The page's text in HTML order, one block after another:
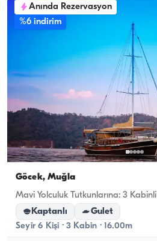
Anında Rezervasyon
%6 indirim
Göcek, Muğla
Mavi Yolculuk Tutkunlarına: 3
Kaptanlı
Gulet
Seyir 6 Kişi · 3 Kabin · 16.00m